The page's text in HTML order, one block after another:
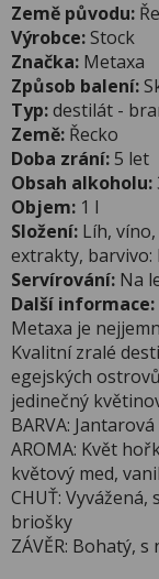
Země původu:
Výrobce:Stock
Značka: Metaxa
Způsob balení:
Typ:destilát -
Země: Řecko
Doba zrání:5 let
Obsah alkoholu:
Objem: 1 l
Složení: Líh,
extrakty, barvivo:
Servírování: Na
Další informace:
Metaxa je
Kvalitní zralé
egejských
jedinečný
BARVA:
AROMA: Květ
květový med,
CHUŤ:
briošky
ZÁVĚR: Bohatý,